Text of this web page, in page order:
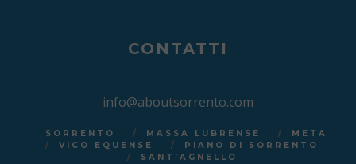
CONTATTI
info@aboutsorrento.com
SORRENTO MASSA LUBRENSE
META
VICO EQUENSE
PIANO DI SORRENTO
SANT’AGNELLO